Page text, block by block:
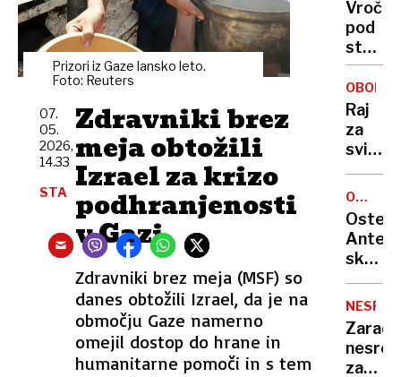
Prizori iz Gaze lansko leto.
Foto: Reuters
Zdravniki brez
meja obtožili
Izrael za krizo
podhranjenosti
v Gazi
Zdravniki brez meja (MSF) so
danes obtožili Izrael, da je na
območju Gaze namerno
omejil dostop do hrane in
humanitarne pomoči in s tem
07.
05.
2026,
14.33
STA
in
edino
leseno
za
pod
Zakaj
v
ni
klime?
Raj
za
na
otoku:
buri
duhove
OCENA
skriti
biser
tik
za
mejo,
kjer
Zaradi
zaprta